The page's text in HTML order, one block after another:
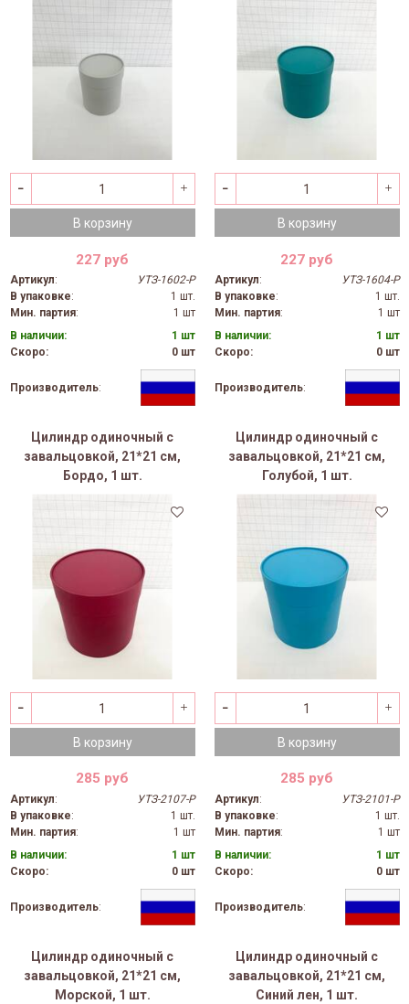
В корзину
227 руб
Артикул:
УТЗ-1602-Р
В упаковке:
1 шт.
Мин. партия:
1 шт
В наличии:
1 шт
Скоро:
0 шт
Производитель:
В корзину
227 руб
Артикул:
УТЗ-1604-Р
В упаковке:
1 шт.
Мин. партия:
1 шт
В наличии:
1 шт
Скоро:
0 шт
Производитель:
Цилиндр одиночный с
завальцовкой, 21*21 см,
Бордо, 1 шт.
В корзину
285 руб
Артикул:
УТЗ-2107-Р
В упаковке:
1 шт.
Мин. партия:
1 шт
В наличии:
1 шт
Скоро:
0 шт
Производитель:
Цилиндр одиночный с
завальцовкой, 21*21 см,
Голубой, 1 шт.
В корзину
285 руб
Артикул:
УТЗ-2101-Р
В упаковке:
1 шт.
Мин. партия:
1 шт
В наличии:
1 шт
Скоро:
0 шт
Производитель:
Цилиндр одиночный с
завальцовкой, 21*21 см,
Морской, 1 шт.
Цилиндр одиночный с
завальцовкой, 21*21 см,
Синий лен, 1 шт.